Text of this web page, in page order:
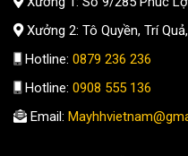
Xưởng 2: Tô Quyền, Trí
Hotline: 0879 236 236
Hotline: 0908 555 136
Email: